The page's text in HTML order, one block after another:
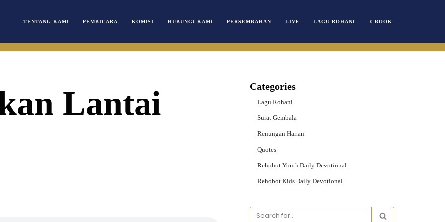
TENTANG KAMI PEMBICARA KOMISI HUBUNGI KAMI PERSEMBAHAN LIVE LAGU ROHANI E-BOOK
Lantai
Categories
Lagu Rohani
Surat Gembala
Renungan Harian
Quotes
Rehobot Youth Daily Devotional
Rehobot Kids Daily Devotional